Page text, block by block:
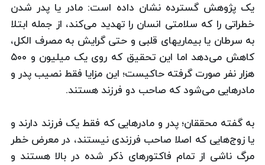
یک پژوهش گسترده نشان داده است: مادر یا پدر شدن
خطراتی را که سلامتی انسان را تهدید می‌کند، از جمله ابتلا
به سرطان یا بیماریهای قلبی و حتی گرایش به مصرف الکل،
کاهش می‌دهد اما این تحقیق که روی یک میلیون و ۵۰۰
هزار نفر صورت گرفته حاکیست؛ این مزایا فقط نصیب پدر و
مادرهایی می‌شود که صاحب دو فرزند هستند.
به گفته محققان؛ پدر و مادرهایی که فقط یک فرزند دارند و
یا زوج‌هایی که اصلا صاحب فرزندی نیستند، در معرض خطر
مرگ ناشی از تمام فاکتورهای ذکر شده در بالا هستند و